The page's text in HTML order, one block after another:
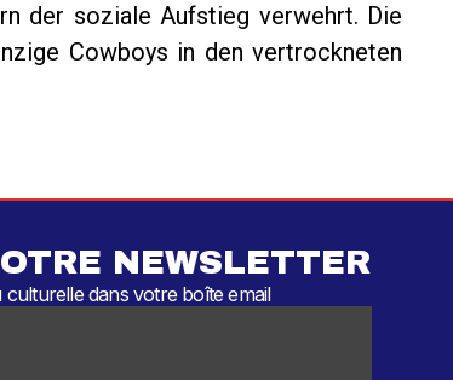
der soziale Aufstieg verwehrt. Die
Cowboys in den vertrockneten
NEWSLETTER
dans votre boîte email